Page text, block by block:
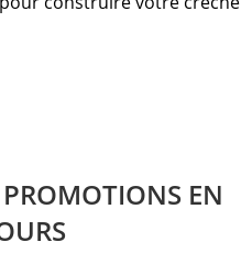
EN